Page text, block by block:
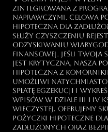
zintegrowana z
naprawczymi. Celowa
hipoteczna dla
służy czyszczeniu
odzyskiwaniu
finansowej. Jeśli Twoja
jest krytyczna, nasza
hipoteczna z
umożliwi
spłatę egzekucji i
wpisów w dziale III i IV
Wieczystej. Oferujemy
pożyczki hipoteczne dla
zadłużonych oraz